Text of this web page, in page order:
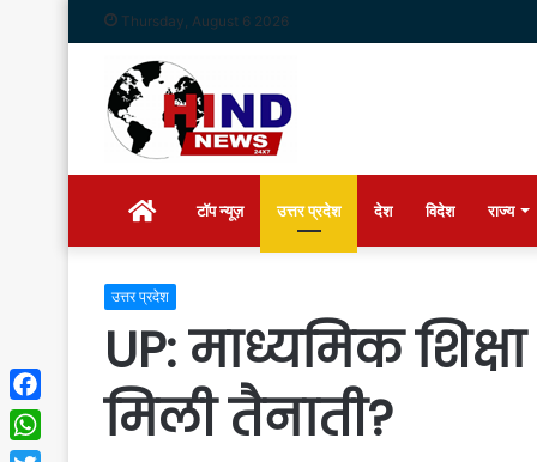
Thursday, August 6 2026
Homeटॉप न्यूज़ उत्तर प्रदेश देश विदेश राज्य
उत्तर प्रदेश
UP: माध्यमिक
मिली तैनाती?
Facebook
WhatsApp